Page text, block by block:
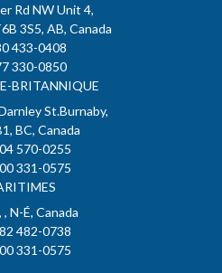
Rd NW Unit 4,
3S5, AB, Canada
433-0408
330-0850
BRITANNIQUE
St.Burnaby,
BC, Canada
570-0255
331-0575
, N-É, Canada
482-0738
331-0575